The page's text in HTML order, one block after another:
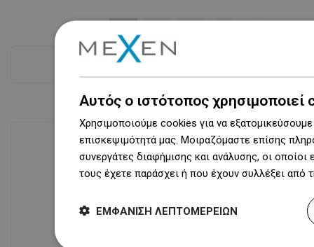
Δες όλα
Διαθεσιμότητα προϊόντων
31 000 m² με πάνω από 68 χιλιάδες
Αυτός ο ιστότοπος χρησιμοποιεί
Χρησιμοποιούμε cookies για να
επισκεψιμότητά μας. Μοιραζόμαστε επίσης
συνεργάτες διαφήμισης και ανάλυσης, οι
τους έχετε παράσχει ή που έχουν συλλέξει
ΕΜΦΆΝΙΣΗ ΛΕΠΤΟΜΕΡΕΙΏΝ